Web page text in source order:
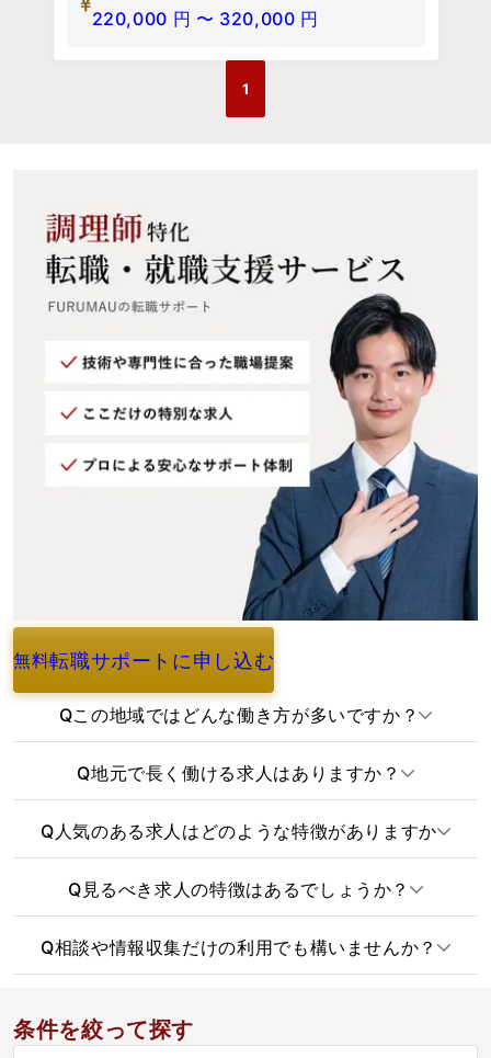
220,000 円 〜 320,000 円
1
無料転職サポートに申し込む
よくあるご質問
Qこの地域ではどんな働き方が多いですか？
Q地元で長く働ける求人はありますか？
Q人気のある求人はどのような特徴がありますか
Q 見るべき求人の特徴はあるでしょうか？
Q相談や情報収集だけの利用でも構いませんか？
条件を絞って探す